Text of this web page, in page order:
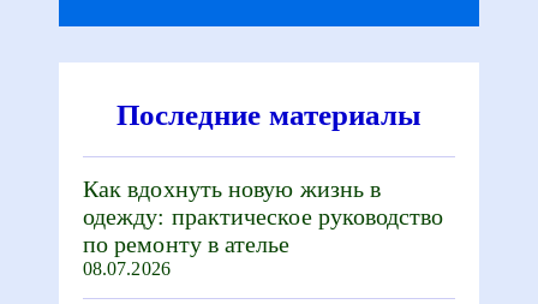
Последние материалы
Как вдохнуть новую жизнь в
одежду: практическое руководство
по ремонту в ателье
08.07.2026